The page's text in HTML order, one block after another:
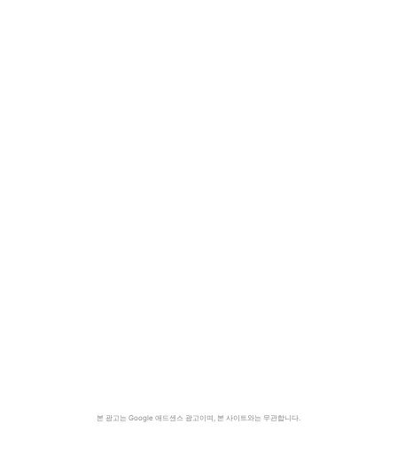
본 광고는 Google 애드센스 광고이며, 본 사이트와는 무관합니다.